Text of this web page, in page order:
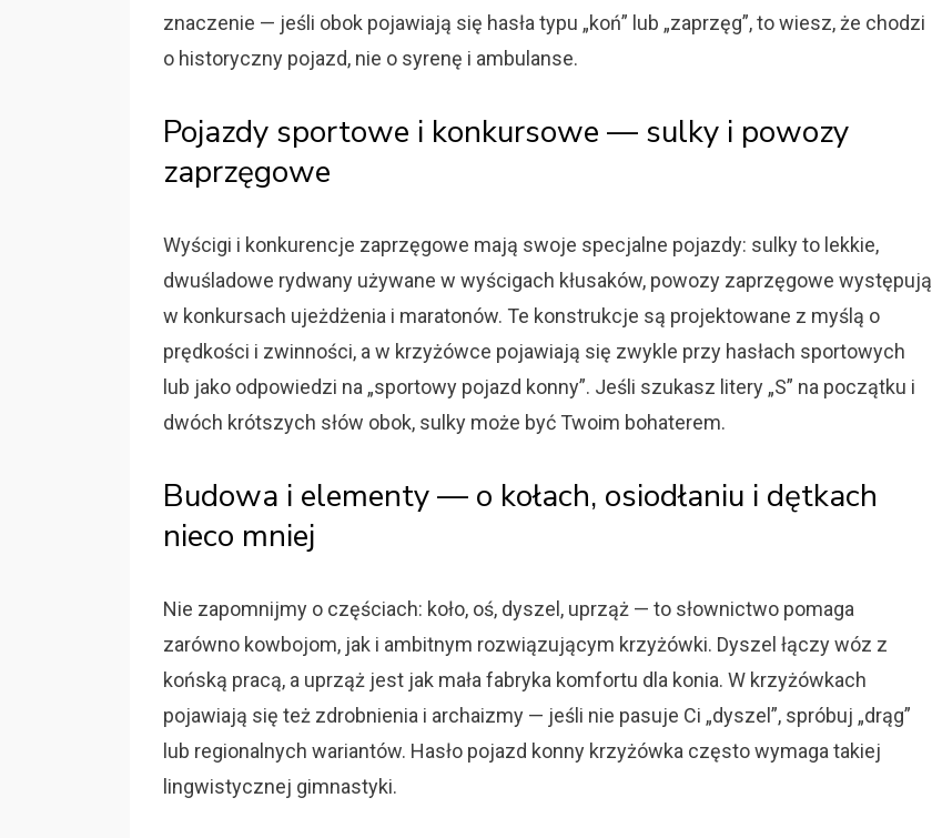
znaczenie — jeśli obok pojawiają się hasła typu „koń” lub „zaprzęg”, to wiesz, że chodzi
o historyczny pojazd, nie o syrenę i ambulanse.
Pojazdy sportowe i konkursowe — sulky i powozy
zaprzęgowe
Wyścigi i konkurencje zaprzęgowe mają swoje specjalne pojazdy: sulky to lekkie,
dwuśladowe rydwany używane w wyścigach kłusaków, powozy zaprzęgowe występują
w konkursach ujeżdżenia i maratonów. Te konstrukcje są projektowane z myślą o
prędkości i zwinności, a w krzyżówce pojawiają się zwykle przy hasłach sportowych
lub jako odpowiedzi na „sportowy pojazd konny”. Jeśli szukasz litery „S” na początku i
dwóch krótszych słów obok, sulky może być Twoim bohaterem.
Budowa i elementy — o kołach, osiodłaniu i dętkach
nieco mniej
Nie zapomnijmy o częściach: koło, oś, dyszel, uprząż — to słownictwo pomaga
zarówno kowbojom, jak i ambitnym rozwiązującym krzyżówki. Dyszel łączy wóz z
końską pracą, a uprząż jest jak mała fabryka komfortu dla konia. W krzyżówkach
pojawiają się też zdrobnienia i archaizmy — jeśli nie pasuje Ci „dyszel”, spróbuj „drąg”
lub regionalnych wariantów. Hasło pojazd konny krzyżówka często wymaga takiej
lingwistycznej gimnastyki.